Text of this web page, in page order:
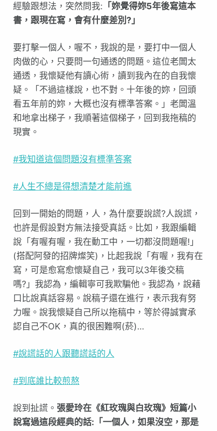
經驗跟想法，突然問我: 「妳覺得妳5年後寫這本
書，跟現在寫，會有什麼差別?」
要打擊一個人，喔不，我說的是，要打中一個人
肉做的心，只要問一句通透的問題。這位老闆太
通透，我懷疑他有讀心術，讀到我內在的自我懷
疑。「不過這樣說，也不對。十年後的妳，回頭
看五年前的妳，大概也沒有標準答案。」老闆溫
和地拿出梯子，我順著這個梯子，回到我拖稿的
現實。
#我知道這個問題沒有標準答案
#人生不總是得想清楚才能前進
回到一開始的問題，人，為什麼要說謊?人說謊，
也許是假設對方無法接受真話。比如，我跟編輯
說「有喔有喔，我在動工中，一切都沒問題喔!」
(搭配阿發的招牌燦笑)，比起我說「有喔，我有在
寫，可是愈寫愈懷疑自己，我可以3年後交稿
嗎?」我認為，編輯寧可我欺騙他。我認為，說藉
口比說真話容易。說稿子還在進行，表示我有努
力喔。說我懷疑自己所以拖稿中，等於得誠實承
認自己不OK，真的很困難啊(菸)…
#說謊話的人跟聽謊話的人
#到底誰比較煎熬
說到扯謊。 張愛玲在《紅玫瑰與白玫瑰》短篇小
說寫過這段經典的話:「一個人，如果沒空，那是